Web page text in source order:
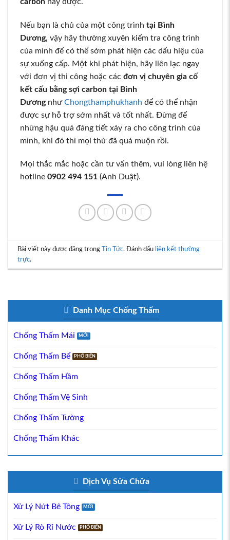
Nếu bạn là chủ của một công trình tại Bình
Dương, vậy hãy thường xuyên kiểm tra công trình
của mình để có thể sớm phát hiện các dấu hiệu của
sự xuống cấp. Một khi phát hiện, hãy liên lạc ngay
với đơn vị thi công hoặc các đơn vị chuyên gia cố
kết cấu bằng sợi carbon tại Bình
DươngnhưChongthamphukhanh để có thể nhận
được sự hỗ trợ sớm nhất và tốt nhất. Đừng để
những hậu quả đáng tiết xảy ra cho công trình của
mình, khi đó thì mọi thứ đã quá muộn rồi.
Mọi thắc mắc hoặc cần tư vấn thêm, vui lòng liên hệ
hotline 0902 494 151 (Anh Duật).
Bài viết này được đăng trong Tin Tức. Đánh dấu liên kết thường
trực.
Danh Mục Chống Thấm
Chống Thấm Mái
Chống Thấm Bể
Chống Thấm Hầm
Chống Thấm Vệ Sinh
Chống Thấm Tường
Chống Thấm Khác
Dịch Vụ Sửa Chữa
Xử Lý Nứt Bê Tông
Xử Lý Rò Rỉ Nước